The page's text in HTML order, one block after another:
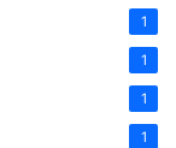
1
1
1
1